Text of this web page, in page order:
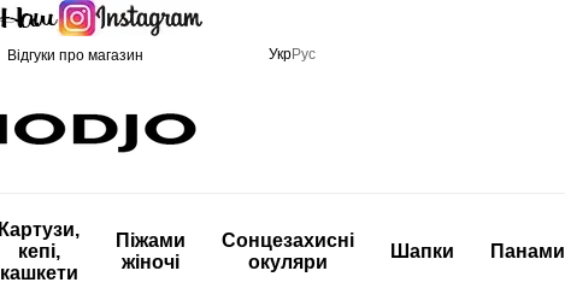
Відгуки про магазин УкрРус
Картузи,
кепі,
кашкети
Піжами
жіночі
Сонцезахисні
окуляри
Шапки Панами